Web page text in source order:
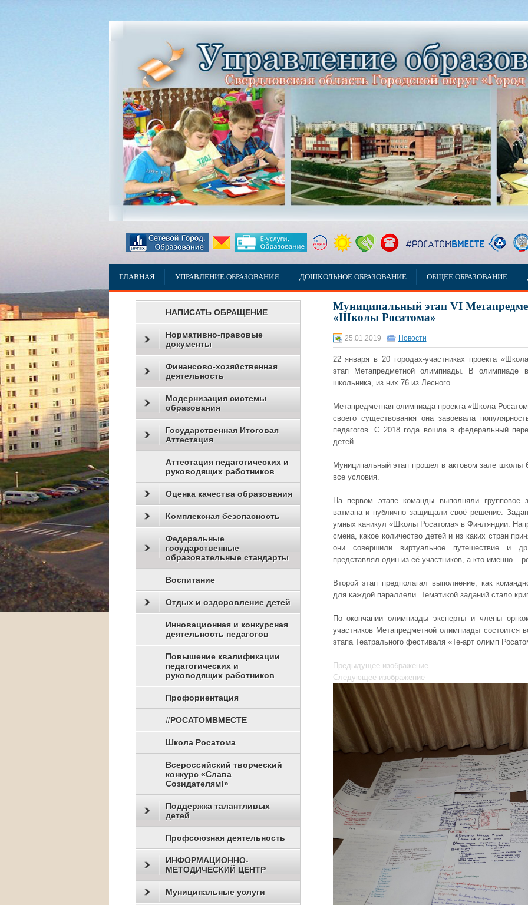
ГЛАВНАЯ УПРАВЛЕНИЕ ОБРАЗОВАНИЯ ДОШКОЛЬНОЕ ОБРАЗОВАНИЕ ОБЩЕЕ ОБРАЗОВАНИЕ
Муниципальный этап VI
«Школы Росатома»
25.01.2019 Новости
22 января в 20 городах-участниках проекта
этап Метапредметной олимпиады. В олимпиаде
школьника, из них 76 из Лесного.
Метапредметная олимпиада проекта «Школа
своего существования она завоевала
педагогов. С 2018 года вошла в федеральный
детей.
Муниципальный этап прошел в актовом зале школы
все условия.
На первом этапе команды выполняли групповое
ватмана и публично защищали своё решение.
умных каникул «Школы Росатома» в Финляндии.
смена, какое количество детей и из каких стран
они совершили виртуальное путешествие и
представлял один из её участников, а кто именно –
Второй этап предполагал выполнение, как
для каждой параллели. Тематикой заданий стало
По окончании олимпиады эксперты и члены
участников Метапредметной олимпиады состоится
этапа Театрального фестиваля «Те-арт олимп
Предыдущее изображение
Следующее изображение
НАПИСАТЬ ОБРАЩЕНИЕ
Нормативно-правовые
документы
Финансово-хозяйственная
деятельность
Модернизация системы
образования
Государственная Итоговая
Аттестация
Аттестация педагогических и
руководящих работников
Оценка качества образования
Комплексная безопасность
Федеральные
государственные
образовательные стандарты
Воспитание
Отдых и оздоровление детей
Инновационная и конкурсная
деятельность педагогов
Повышение квалификации
педагогических и
руководящих работников
Профориентация
#РОСАТОМВМЕСТЕ
Школа Росатома
Всероссийский творческий
конкурс «Слава
Созидателям!»
Поддержка талантливых
детей
Профсоюзная деятельность
ИНФОРМАЦИОННО-
МЕТОДИЧЕСКИЙ ЦЕНТР
Муниципальные услуги